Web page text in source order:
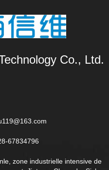
Co., Ltd.
67834796
zone industrielle intensive de